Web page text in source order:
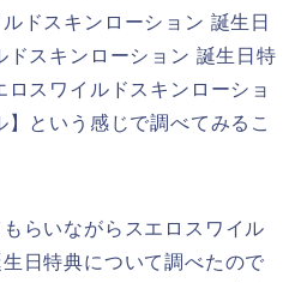
ドスキンローション 誕生日
ドスキンローション 誕生日特
スワイルドスキンローショ
という感じで調べてみるこ
らいながらスエロスワイル
日特典について調べたので